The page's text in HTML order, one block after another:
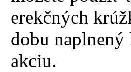
erekčných
dobu
akciu.